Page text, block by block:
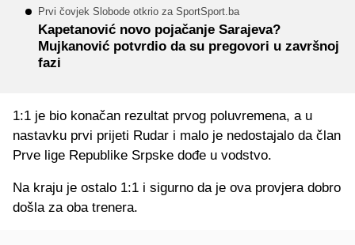
Prvi čovjek Slobode otkrio za SportSport.ba
Kapetanović novo pojačanje Sarajeva?
Mujkanović potvrdio da su pregovori u završnoj
fazi
1:1 je bio konačan rezultat prvog poluvremena, a u
nastavku prvi prijeti Rudar i malo je nedostajalo da član
Prve lige Republike Srpske dođe u vodstvo.
Na kraju je ostalo 1:1 i sigurno da je ova provjera dobro
došla za oba trenera.